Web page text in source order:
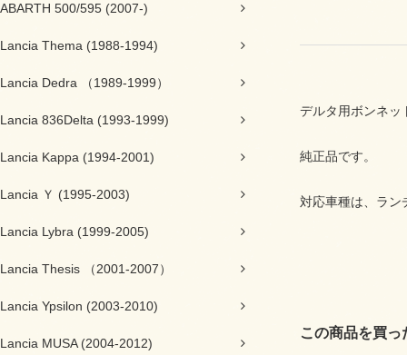
ABARTH 500/595 (2007-)
Lancia Thema (1988-1994)
Lancia Dedra （1989-1999）
Lancia 836Delta (1993-1999)
Lancia Kappa (1994-2001)
Lancia Ｙ (1995-2003)
Lancia Lybra (1999-2005)
Lancia Thesis （2001-2007）
Lancia Ypsilon (2003-2010)
Lancia MUSA (2004-2012)
デルタ用ボンネッ
純正品です。
対応車種は、ラン
この商品を買